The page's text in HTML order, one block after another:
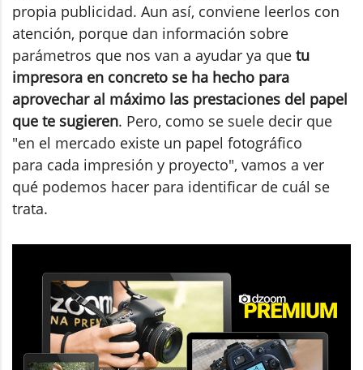
propia publicidad. Aun así, conviene leerlos con
atención, porque dan información sobre
parámetros que nos van a ayudar ya que tu
impresora en concreto se ha hecho para
aprovechar al máximo las prestaciones del papel
que te sugieren. Pero, como se suele decir que
"en el mercado existe un papel fotográfico
para cada impresión y proyecto", vamos a ver
qué podemos hacer para identificar de cuál se
trata.